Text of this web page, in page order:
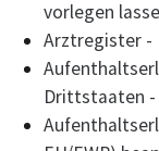
vorlegen
Arztregister -
Drittstaaten -